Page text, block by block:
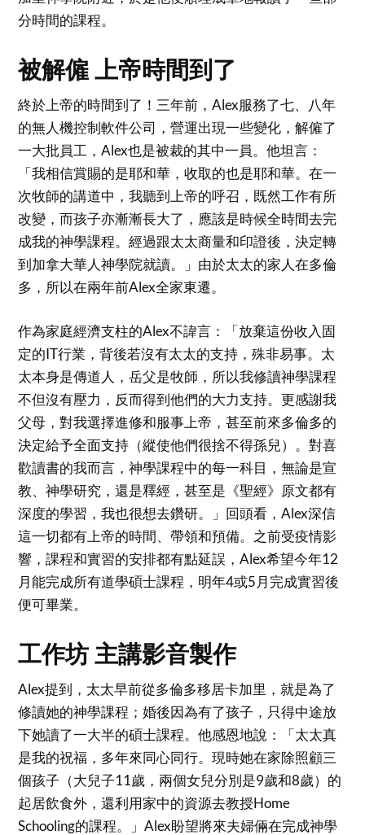
分時間的課程。
被解僱 上帝時間到了
終於上帝的時間到了！三年前，Alex服務了七、八年
的無人機控制軟件公司，營運出現一些變化，解僱了
一大批員工，Alex也是被裁的其中一員。他坦言：
「我相信賞賜的是耶和華，收取的也是耶和華。在一
次牧師的講道中，我聽到上帝的呼召，既然工作有所
改變，而孩子亦漸漸長大了，應該是時候全時間去完
成我的神學課程。經過跟太太商量和印證後，決定轉
到加拿大華人神學院就讀。」由於太太的家人在多倫
多，所以在兩年前Alex全家東遷。
作為家庭經濟支柱的Alex不諱言：「放棄這份收入固
定的IT行業，背後若沒有太太的支持，殊非易事。太
太本身是傳道人，岳父是牧師，所以我修讀神學課程
不但沒有壓力，反而得到他們的大力支持。更感謝我
父母，對我選擇進修和服事上帝，甚至前來多倫多的
決定給予全面支持（縱使他們很捨不得孫兒）。對喜
歡讀書的我而言，神學課程中的每一科目，無論是宣
教、神學研究，還是釋經，甚至是《聖經》原文都有
深度的學習，我也很想去鑽研。」回頭看，Alex深信
這一切都有上帝的時間、帶領和預備。之前受疫情影
響，課程和實習的安排都有點延誤，Alex希望今年12
月能完成所有道學碩士課程，明年4或5月完成實習後
便可畢業。
工作坊 主講影音製作
Alex提到，太太早前從多倫多移居卡加里，就是為了
修讀她的神學課程；婚後因為有了孩子，只得中途放
下她讀了一大半的碩士課程。他感恩地說：「太太真
是我的祝福，多年來同心同行。現時她在家除照顧三
個孩子（大兒子11歲，兩個女兒分別是9歲和8歲）的
起居飲食外，還利用家中的資源去教授Home
Schooling的課程。」Alex盼望將來夫婦倆在完成神學